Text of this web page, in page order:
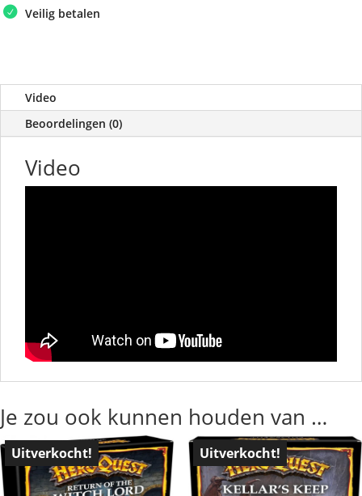
Veilig betalen
Video
Beoordelingen (0)
Video
Je zou ook kunnen houden van …
Uitverkocht! Uitverkocht!